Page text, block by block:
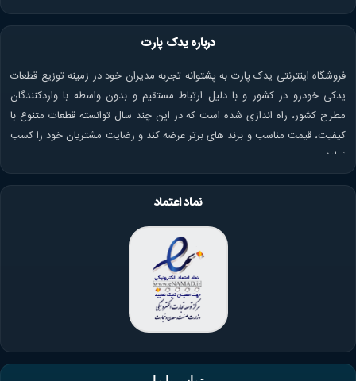
درباره یدک پارت
فروشگاه اینترنتی یدک پارت به پشتوانه تجربه مدیران خود در زمینه توزیع قطعات
یدکی خودرو در کشور و با دلیل ارتباط مستقیم و بدون واسطه با واردکنندگان
مطرح کشور، راه اندازی شده است که در این چند سال توانسته قطعات متنوع با
کیفیت، قیمت مناسب و برند های برتر عرضه کند و رضایت مشتریان خود را کسب
نماید.
نماد اعتماد